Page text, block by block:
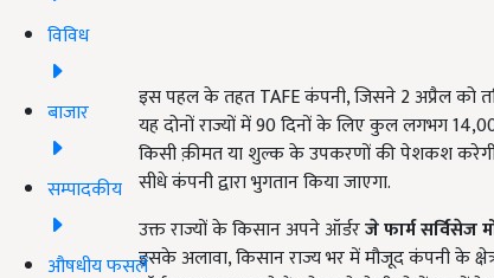
विविध
बाजार
सम्पादकीय
औषधीय फसलें
इस पहल के तहतTAFEकंपनी,जिसने2अप्रैल को
यह दोनों राज्यों में90दिनों के लिए कुल लगभग
किसी क़ीमत या शुल्क के उपकरणों की पेशकश
सीधे कंपनी द्वारा भुगतान किया जाएगा.
उक्त राज्यों के किसान अपने ऑर्डरजे फार्म सर्विसेज
इसके अलावा,किसान राज्य भर में मौजूद कंपनी के